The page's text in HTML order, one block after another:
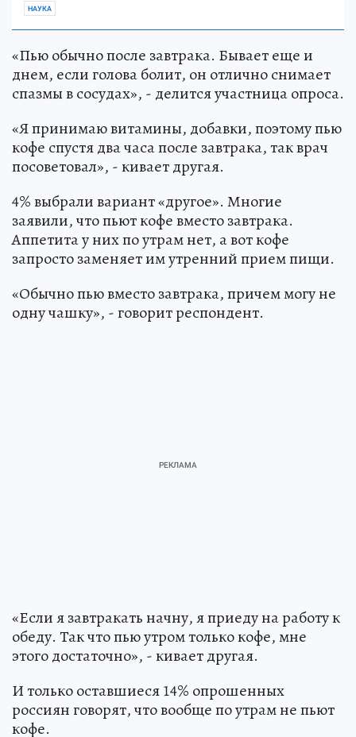
НАУКА
«Пью обычно после завтрака. Бывает еще и
днем, если голова болит, он отлично снимает
спазмы в сосудах», - делится участница опроса.
«Я принимаю витамины, добавки, поэтому пью
кофе спустя два часа после завтрака, так врач
посоветовал», - кивает другая.
4% выбрали вариант «другое». Многие
заявили, что пьют кофе вместо завтрака.
Аппетита у них по утрам нет, а вот кофе
запросто заменяет им утренний прием пищи.
«Обычно пью вместо завтрака, причем могу не
одну чашку», - говорит респондент.
«Если я завтракать начну, я приеду на работу к
обеду. Так что пью утром только кофе, мне
этого достаточно», - кивает другая.
И только оставшиеся 14% опрошенных
россиян говорят, что вообще по утрам не пьют
кофе.